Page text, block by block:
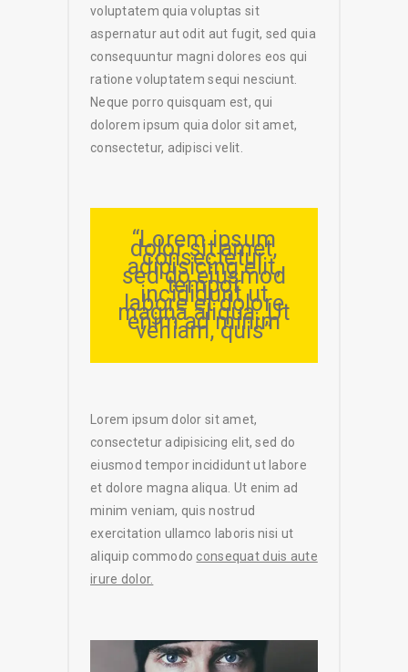
voluptatem quia voluptas sit
aspernatur aut odit aut fugit, sed quia
consequuntur magni dolores eos qui
ratione voluptatem sequi nesciunt.
Neque porro quisquam est, qui
dolorem ipsum quia dolor sit amet,
consectetur, adipisci velit.
“Lorem ipsum
dolor sit amet,
consectetur
adipisicing elit,
sed do eiusmod
tempor
incididunt ut
labore et dolore
magna aliqua. Ut
enim ad minim
veniam, quis”
Lorem ipsum dolor sit amet,
consectetur adipisicing elit, sed do
eiusmod tempor incididunt ut labore
et dolore magna aliqua. Ut enim ad
minim veniam, quis nostrud
exercitation ullamco laboris nisi ut
aliquip commodo consequat duis aute
irure dolor.